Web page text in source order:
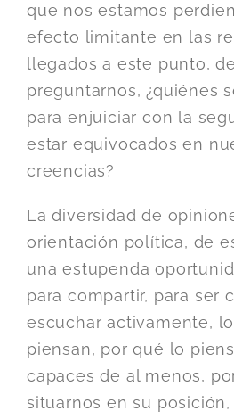
que nos estamos
efecto limitante en las
llegados a este punto,
preguntarnos, ¿quiénes
para enjuiciar con la
estar equivocados en
creencias?
La diversidad de
orientación política, de
una estupenda
para compartir, para ser
escuchar activamente,
piensan, por qué lo
capaces de al menos,
situarnos en su